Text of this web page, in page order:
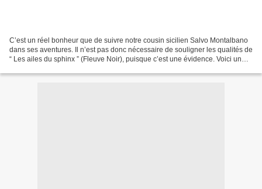
C’est un réel bonheur que de suivre notre cousin sicilien Salvo Montalbano
dans ses aventures. Il n’est pas donc nécessaire de souligner les qualités de
“ Les ailes du sphinx ” (Fleuve Noir), puisque c’est une évidence. Voici un